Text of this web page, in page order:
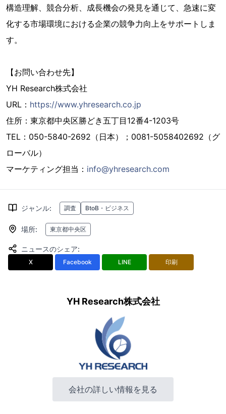
構造理解、競合分析、成長機会の発見を通じて、急速に変
化する市場環境における企業の競争力向上をサポートしま
す。
【お問い合わせ先】
YH Research株式会社
URL： https://www.yhresearch.co.jp
住所：東京都中央区勝どき五丁目12番4-1203号
TEL：050-5840-2692（日本）；0081-5058402692（グ
ローバル）
マーケティング担当： info@yhresearch.com
ジャンル: 調査 BtoB・ビジネス
場所: 東京都中央区
ニュースのシェア:
X Facebook LINE 印刷
YH Research株式会社
会社の詳しい情報を見る